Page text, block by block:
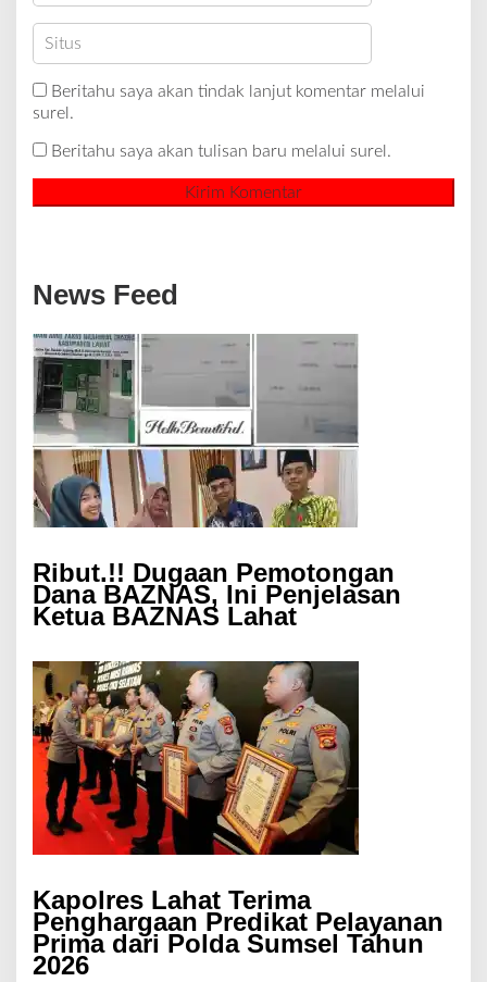
Beritahu saya akan tindak lanjut komentar melalui
surel.
Beritahu saya akan tulisan baru melalui surel.
News Feed
Ribut.!! Dugaan Pemotongan
Dana BAZNAS, Ini Penjelasan
Ketua BAZNAS Lahat
Kapolres Lahat Terima
Penghargaan Predikat Pelayanan
Prima dari Polda Sumsel Tahun
2026